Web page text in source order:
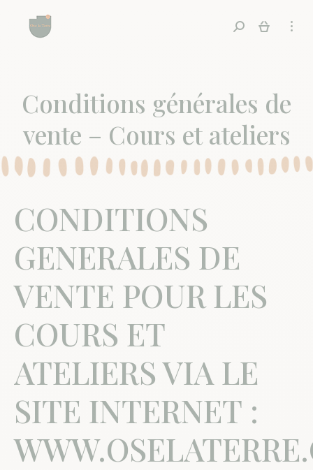
Recherche
Conditions générales de
vente – Cours et ateliers
CONDITIONS
GENERALES DE
VENTE POUR LES
COURS ET
ATELIERS VIA LE
SITE INTERNET :